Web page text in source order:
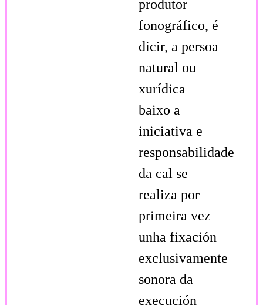
produtor
fonográfico, é
dicir, a persoa
natural ou
xurídica
baixo a
iniciativa e
responsabilidade
da cal se
realiza por
primeira vez
unha fixación
exclusivamente
sonora da
execución